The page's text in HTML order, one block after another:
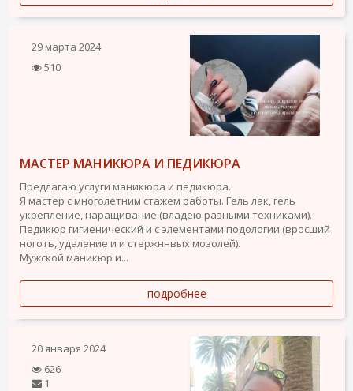
29 марта 2024
510
МАСТЕР МАНИКЮРА И ПЕДИКЮРА
Предлагаю услуги маникюра и педикюра.
Я мастер с многолетним стажем работы. Гель лак, гель
укрепление, наращивание (владею разными техниками).
Педикюр гигиенический и с элементами подологии (вросший
ноготь, удаление и и стержннвых мозолей).
Мужской маникюр и...
подробнее
20 января 2024
626
1